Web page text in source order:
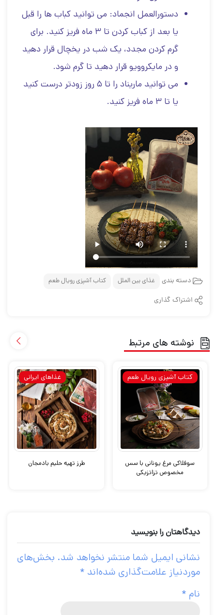
دستورالعمل انجماد: می توانید کباب ها را قبل
یا بعد از کباب کردن تا ۳ ماه فریز کنید. برای
گرم کردن مجدد، یک شب در یخچال قرار دهید
و در مایکروویو قرار دهید تا گرم شود.
می توانید ماریناد را تا ۵ روز زودتر درست کنید
یا تا ۳ ماه فریز کنید.
دسته بندی غذای بین الملل کتاب آشپزی رویال طعم
اشتراک گذاری
نوشته های مرتبط
سوفلاکی مرغ یونانی با سس
مخصوص تزاتزیکی
کتاب آشپزی رویال طعم
طرز تهیه حلیم بادمجان
غذاهای ایرانی
دیدگاهتان را بنویسید
نشانی ایمیل شما منتشر نخواهد شد. بخش‌های
موردنیاز علامت‌گذاری شده‌اند *
نام *